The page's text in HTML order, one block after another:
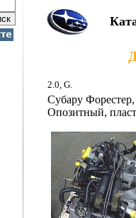
2.0, G.
Субару
Опозитный,